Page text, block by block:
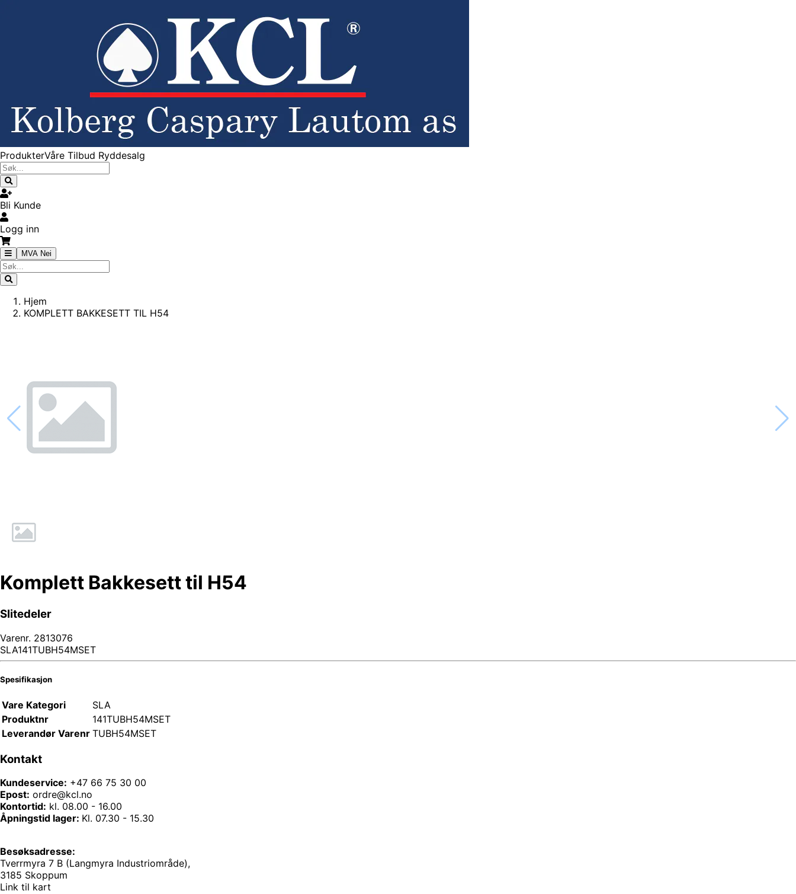
ProdukterVåre Tilbud Ryddesalg
Bli Kunde
Logg inn
MVA Nei
Hjem
KOMPLETT BAKKESETT TIL H54
Komplett Bakkesett til H54
Slitedeler
Varenr. 2813076
SLA141TUBH54MSET
Spesifikasjon
Vare Kategori
SLA
Produktnr
141TUBH54MSET
Leverandør Varenr TUBH54MSET
Kontakt
Kundeservice: +47 66 75 30 00
Epost: ordre@kcl.no
Kontortid: kl. 08.00 - 16.00
Åpningstid lager: Kl. 07.30 - 15.30
Besøksadresse:
Tverrmyra 7 B (Langmyra Industriområde),
3185 Skoppum
Link til kart